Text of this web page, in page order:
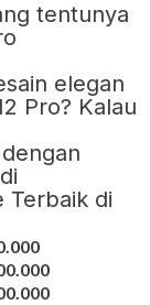
tentunya
elegan
Pro? Kalau
Terbaik di